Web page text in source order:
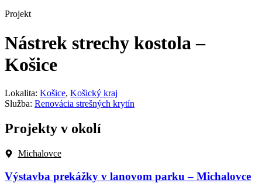
Projekt
Nástrek strechy kostola –
Košice
Lokalita: Košice, Košický kraj
Služba: Renovácia strešných krytín
Projekty v okolí
Michalovce
Výstavba prekážky v lanovom parku – Michalovce